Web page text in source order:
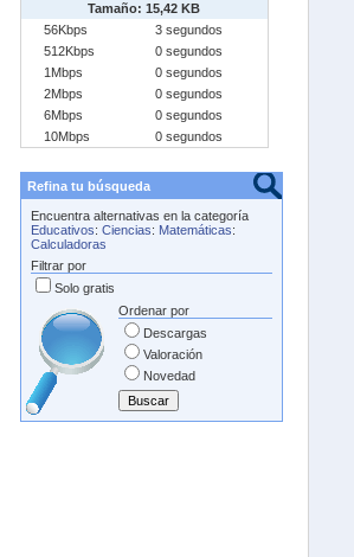
Tamaño: 15,42 KB
56Kbps
3 segundos
512Kbps
0 segundos
1Mbps
0 segundos
2Mbps
0 segundos
6Mbps
0 segundos
10Mbps
0 segundos
Refina tu búsqueda
Encuentra alternativas en la categoría
Educativos: Ciencias: Matemáticas:
Calculadoras
Filtrar por
Solo gratis
Ordenar por
Descargas
Valoración
Novedad